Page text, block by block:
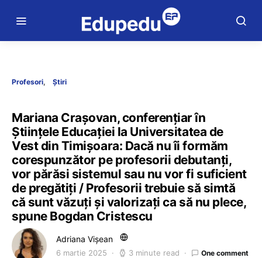
Profesori Știri
Mariana Crașovan, conferențiar în
Științele Educației la Universitatea de
Vest din Timișoara: Dacă nu îi formăm
corespunzător pe profesorii debutanți,
vor părăsi sistemul sau nu vor fi suficient
de pregătiți / Profesorii trebuie să simtă
că sunt văzuți și valorizați ca să nu plece,
spune Bogdan Cristescu
Adriana Vișean
6 martie 2025 3 minute read One comment